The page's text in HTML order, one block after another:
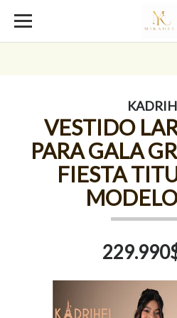
VESTIDO
PARA GALA
FIESTA